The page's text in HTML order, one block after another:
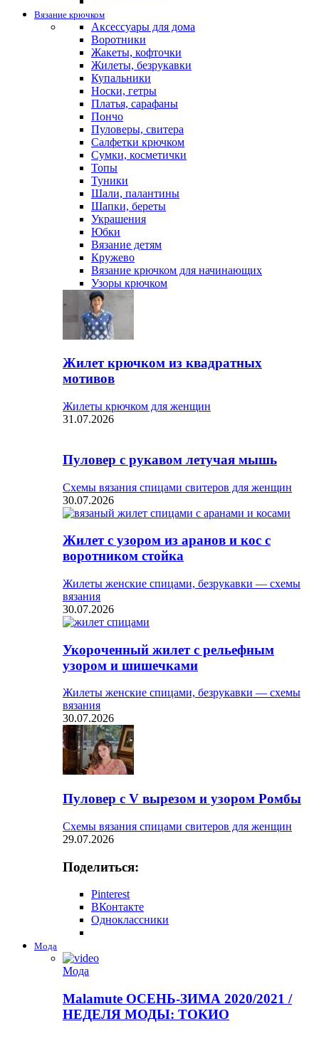
Вязание крючком
Аксессуары для дома
Воротники
Жакеты, кофточки
Жилеты, безрукавки
Купальники
Носки, гетры
Платья, сарафаны
Пончо
Пуловеры, свитера
Салфетки крючком
Сумки, косметички
Топы
Туники
Шали, палантины
Шапки, береты
Украшения
Юбки
Вязание детям
Кружево
Вязание крючком для начинающих
Узоры крючком
Жилет крючком из квадратных
мотивов
Жилеты крючком для женщин
31.07.2026
Пуловер с рукавом летучая мышь
Схемы вязания спицами свитеров для женщин
30.07.2026
Жилет с узором из аранов и кос с
воротником стойка
Жилеты женские спицами, безрукавки — схемы
вязания
30.07.2026
Укороченный жилет с рельефным
узором и шишечками
Жилеты женские спицами, безрукавки — схемы
вязания
30.07.2026
Пуловер с V вырезом и узором Ромбы
Схемы вязания спицами свитеров для женщин
29.07.2026
Поделиться:
Pinterest
ВКонтакте
Одноклассники
Мода
Мода
Malamute ОСЕНЬ-ЗИМА 2020/2021 /
НЕДЕЛЯ МОДЫ: ТОКИО